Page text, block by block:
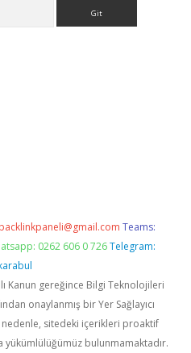
backlinkpaneli@gmail.com Teams:
0262 606 0 726 Telegram:
Kanun gereğince Bilgi Teknolojileri
onaylanmış bir Yer Sağlayıcı
sitedeki içerikleri proaktif
bulunmamaktadır.